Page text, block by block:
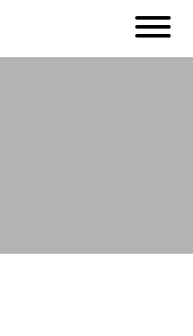
Open
menu